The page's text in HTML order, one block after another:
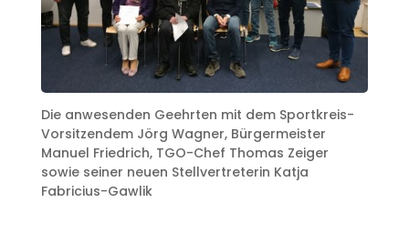
Die anwesenden Geehrten mit dem Sportkreis-
Vorsitzendem Jörg Wagner, Bürgermeister
Manuel Friedrich, TGO-Chef Thomas Zeiger
sowie seiner neuen Stellvertreterin Katja
Fabricius-Gawlik